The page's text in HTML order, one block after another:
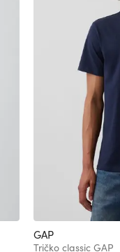
GAP
Tričko classic GAP